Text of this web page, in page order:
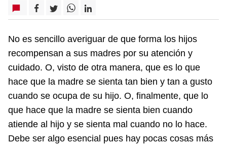
No es sencillo averiguar de que forma los hijos
recompensan a sus madres por su atención y
cuidado. O, visto de otra manera, que es lo que
hace que la madre se sienta tan bien y tan a gusto
cuando se ocupa de su hijo. O, finalmente, que lo
que hace que la madre se sienta bien cuando
atiende al hijo y se sienta mal cuando no lo hace.
Debe ser algo esencial pues hay pocas cosas más